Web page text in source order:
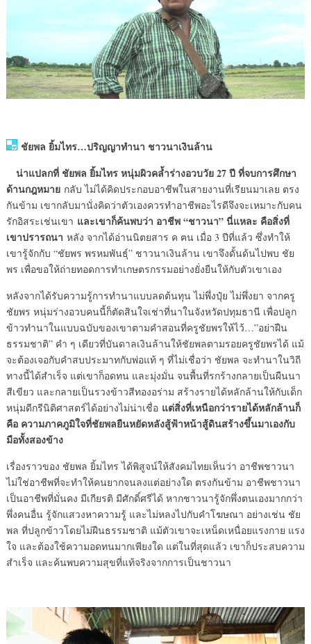
ชัยพล ยิ้มไทร…ปริญญาทำนา ชาวนาเงินล้าน
น่าแปลกที่ ชัยพล ยิ้มไทร หนุ่มผิวคล้ำร่างอวบวัย 27 ปี ที่จบการศึกษา
ด้านกฎหมายกลับ ไม่ได้คิดประกอบอาชีพในสายงานที่เรียนมาเลย ตรง
กันข้าม เขากลับมานั่งคิดว่าตัวเองควรทำอาชีพอะไรดีจึงจะเหมาะกับคน
รักอิสระเช่นเขา และเขาก็ค้นพบว่า อาชีพ “ชาวนา” นี่แหละ คือสิ่งที่
เขาปรารถนา หลัง จากได้อ่านนิตยสาร ค ฅน เมื่อ 3 ปีที่แล้ว ซึ่งทำให้
เขารู้จักกับ “ชัยพร พรหมพันธุ์” ชาวนาเงินล้าน เขาจึงดั้นด้นไปพบ ชัย
พร เพื่อขอให้ถ่ายทอดการทำเกษตรกรรมอย่างยั่งยืนให้กับตัวเขาเอง
หลังจากได้รับความรู้การทำนาแบบลดต้นทุน ไม่พึ่งปุ๋ย ไม่พึ่งยา จากครู
ชัยพร หนุ่มร่างอวบคนนี้ก็ตัดสินใจเช่าที่นาในจังหวัดปทุมธานี เพื่อปลูก
ข้าวทำนาในแบบฉบับของเขาตามคำสอนที่ครูชัยพรให้ไว้…”อย่าฝืน
ธรรมชาติ” คำ ๆ เดียวที่บันดาลเงินล้านให้ชัยพลตามรอยครูชัยพรได้ แม้
จะต้องเจอกับคำสบประมาทกับพ่อแท้ ๆ ที่ไม่เชื่อว่า ชัยพล จะทำนาในวิถี
ทางนี้ได้สำเร็จ แต่เขาก็อดทน และมุ่งมั่น จนพื้นที่รกร้างกลายเป็นผืนนา
สีเขียว และกลายเป็นรวงข้าวสีทองอร่าม สร้างรายได้หลักล้านให้กับเด็ก
หนุ่มดีกรีนิติศาสตร์ได้อย่างไม่น่าเชื่อ แต่สิ่งที่เหนือกว่ารายได้หลักล้านก็
คือ ความภาคภูมิใจที่ชัยพลยืนหยัดหลังสู้ฟ้าหน้าสู้ดินสร้างขึ้นมาเองกับ
มือทั้งสองข้าง
เรื่องราวของ ชัยพล ยิ้มไทร ได้พิสูจน์ให้สังคมไทยเห็นว่า อาชีพชาวนา
ไม่ใช่อาชีพที่จะทำให้คนยากจนลงแต่อย่างใด ตรงกันข้าม อาชีพชาวนา
เป็นอาชีพที่มั่นคง มีเกียรติ มีศักดิ์ศรีได้ หากชาวนารู้จักพึ่งตนเองมากกว่า
พึ่งคนอื่น รู้จักแสวงหาความรู้ และไม่หลงไปกับคำโฆษณา อย่างเช่น ชัย
พล ที่ปลูกข้าวโดยไม่ฝืนธรรมชาติ แม้ตัวเขาจะเหน็ดเหนื่อยแรงกาย แรง
ใจ และต้องใช้ความอดทนมากเพียงใด แต่ในที่สุดแล้ว เขาก็ประสบความ
สำเร็จ และค้นพบความสุขที่แท้จริงจากการเป็นชาวนา